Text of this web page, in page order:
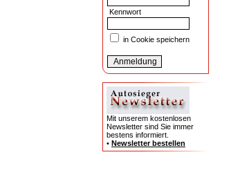
Kennwort
in Cookie speichern
Mit unserem kostenlosen
Newsletter sind Sie immer
bestens informiert.
• Newsletter bestellen